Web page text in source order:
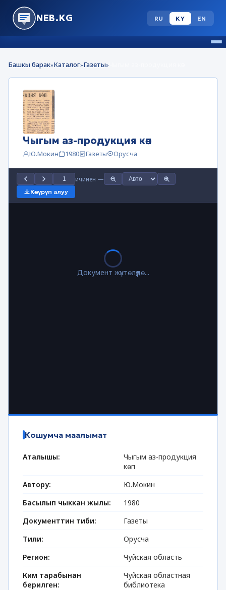
NEB.KG RU KY EN
Башкы барак»Каталог»Газеты»
Чыгым аз-продукция көп
Ю.Мокин 1980 Газеты Орусча
ичинен —
Көчүрүп алуу
Документ жүктөлүүдө...
Кошумча маалымат
Аталышы:
Чыгым аз-продукция
көп
Автору:
Ю.Мокин
Басылып чыккан жылы:
1980
Документтин тиби:
Газеты
Тили:
Орусча
Регион:
Чуйская область
Ким тарабынан
берилген:
Чуйская областная
библиотека